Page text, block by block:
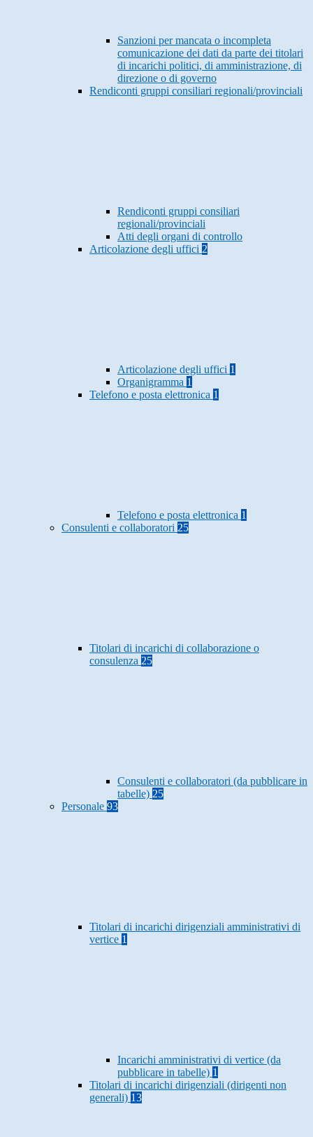
Sanzioni per mancata o incompleta
comunicazione dei dati da parte dei titolari
di incarichi politici, di amministrazione, di
direzione o di governo
Rendiconti gruppi consiliari regionali/provinciali
Rendiconti gruppi consiliari
regionali/provinciali
Atti degli organi di controllo
Articolazione degli uffici 2
Articolazione degli uffici 1
Organigramma 1
Telefono e posta elettronica 1
Telefono e posta elettronica 1
Consulenti e collaboratori 25
Titolari di incarichi di collaborazione o
consulenza 25
Consulenti e collaboratori (da pubblicare in
tabelle) 25
Personale 93
Titolari di incarichi dirigenziali amministrativi di
vertice 1
Incarichi amministrativi di vertice (da
pubblicare in tabelle) 1
Titolari di incarichi dirigenziali (dirigenti non
generali) 13